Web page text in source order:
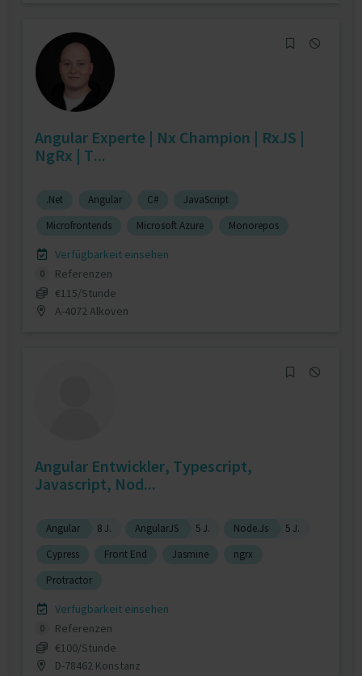
Angular Experte | Nx Champion | RxJS |
NgRx | T...
.Net Angular C#
JavaScript
Microfrontends
Microsoft Azure Monorepos
Verfügbarkeit einsehen
0
Referenzen
€115/Stunde
A-4072 Alkoven
Angular Entwickler, Typescript,
Javascript, Nod...
Angular 8 J. AngularJS 5 J. Node.Js
5 J.
Cypress
Front End Jasmine
ngrx
Protractor
Verfügbarkeit einsehen
0
Referenzen
€100/Stunde
D-78462 Konstanz